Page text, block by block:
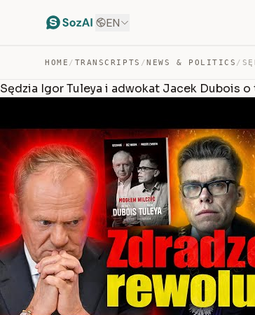
EN
HOME / TRANSCRIPTS /NEWS & POLITICS /
Sędzia Igor Tuleya i adwokat Jacek Dubois